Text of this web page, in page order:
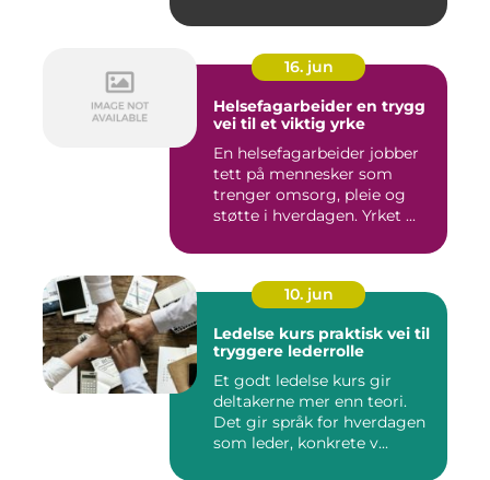
16. jun
Helsefagarbeider en trygg
vei til et viktig yrke
En helsefagarbeider jobber
tett på mennesker som
trenger omsorg, pleie og
støtte i hverdagen. Yrket ...
10. jun
Ledelse kurs praktisk vei til
tryggere lederrolle
Et godt ledelse kurs gir
deltakerne mer enn teori.
Det gir språk for hverdagen
som leder, konkrete v...